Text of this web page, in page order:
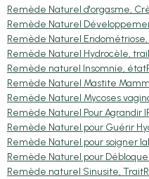
Remède Naturel d'orgasme,
Remède Naturel
Remède Naturel Endométriose,
Remède Naturel Hydrocèle, trai
Remède naturel Insomnie, état
Remède Naturel Mastite
Remède Naturel Mycoses
Remède Naturel Pour Agrandir l
Remède Naturel pour Guérir
Remède Naturel pour soigner la
Remède Naturel pour
Remède naturel Sinusite, Trait